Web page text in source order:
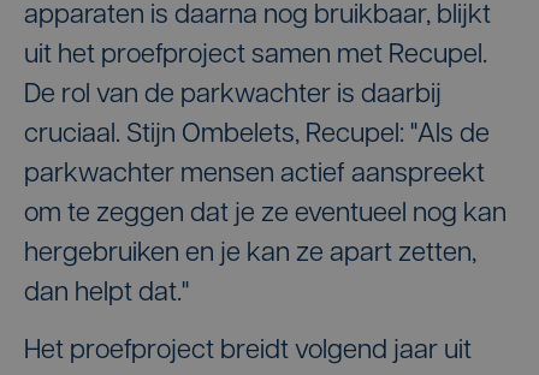
apparaten is daarna nog bruikbaar, blijkt
uit het proefproject samen met Recupel.
De rol van de parkwachter is daarbij
cruciaal. Stijn Ombelets, Recupel: "Als de
parkwachter mensen actief aanspreekt
om te zeggen dat je ze eventueel nog kan
hergebruiken en je kan ze apart zetten,
dan helpt dat."
Het proefproject breidt volgend jaar uit